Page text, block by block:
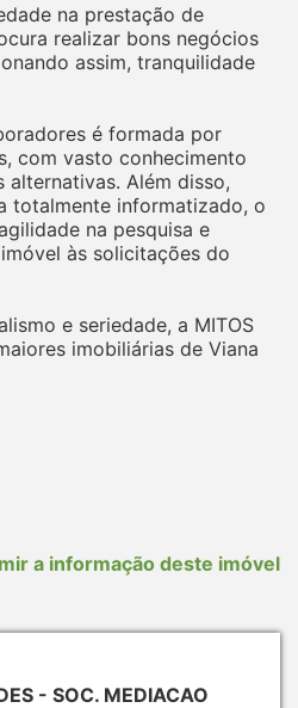
na prestação de
realizar bons negócios
assim, tranquilidade
é formada por
com vasto conhecimento
alternativas. Além disso,
totalmente informatizado, o
na pesquisa e
às solicitações do
e seriedade, a MITOS
imobiliárias de Viana
a informação deste imóvel
- SOC. MEDIACAO